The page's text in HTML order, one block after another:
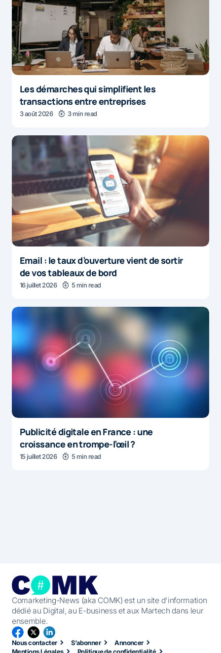
Les démarches qui simplifient les
transactions entre entreprises
3 août 2026 3 min read
Email : le taux d’ouverture vient de sortir
de vos tableaux de bord
16 juillet 2026 5 min read
Publicité digitale en France : une
croissance en trompe-l’œil ?
15 juillet 2026 5 min read
Comarketing-News (aka COMK) est un site d'information
dédié au Digital, au E-business et aux Martech dans leur
ensemble.
Nous contacter S’abonner
Annoncer